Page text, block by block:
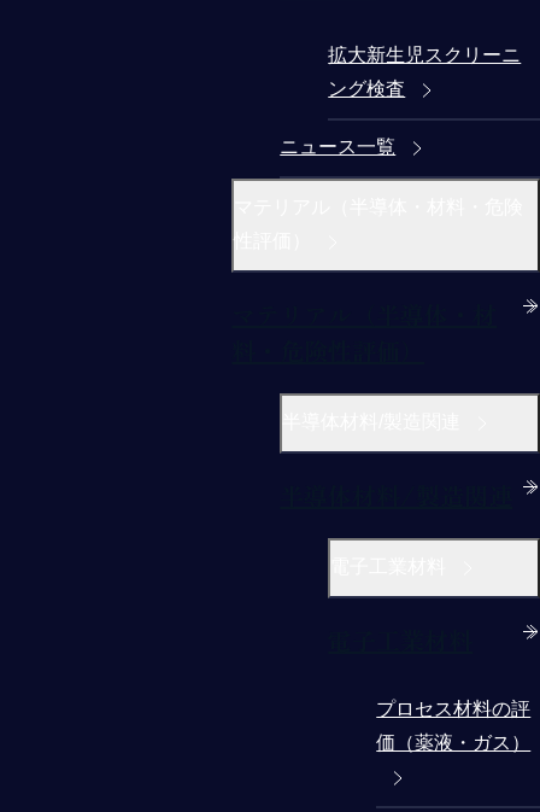
拡大新生児スクリーニ
ング検査
ニュース一覧
プロセス材料の評
価（薬液・ガス）